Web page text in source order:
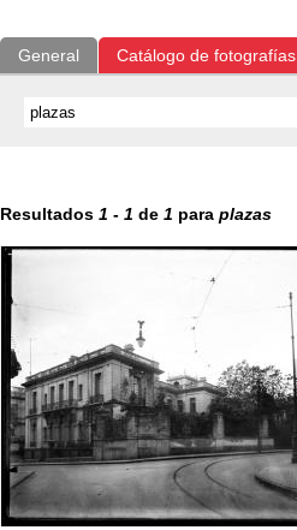
General Catálogo de fotografías
Resultados 1 - 1 de 1 para plazas